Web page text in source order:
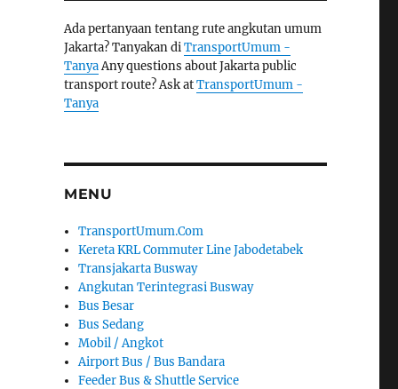
Ada pertanyaan tentang rute angkutan umum
Jakarta? Tanyakan diTransportUmum -
TanyaAny questions about Jakarta public
transport route? Ask atTransportUmum -
Tanya
MENU
TransportUmum.Com
Kereta KRL Commuter Line Jabodetabek
Transjakarta Busway
Angkutan Terintegrasi Busway
Bus Besar
Bus Sedang
Mobil / Angkot
Airport Bus / Bus Bandara
Feeder Bus & Shuttle Service